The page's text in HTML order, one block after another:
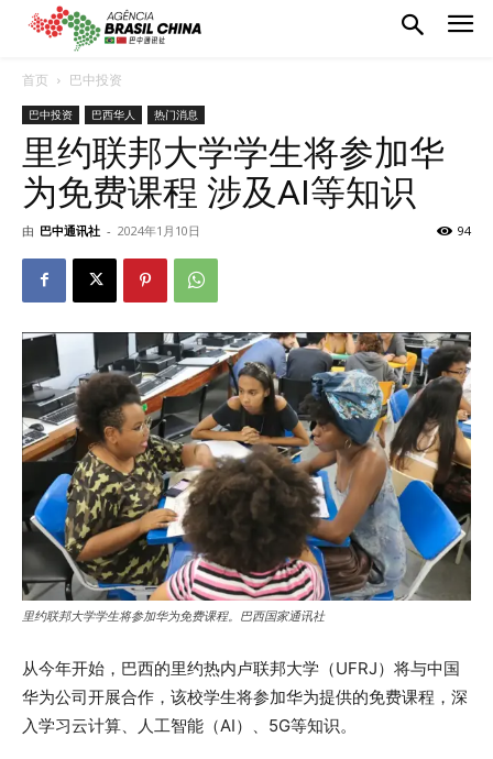
首页 巴中投资
巴中投资 巴西华人 热门消息
里约联邦大学学生将参加华
为免费课程 涉及AI等知识
由 巴中通讯社 - 2024年1月10日 94
里约联邦大学学生将参加华为免费课程。巴西国家通讯社
从今年开始，巴西的里约热内卢联邦大学（UFRJ）将与中国
华为公司开展合作，该校学生将参加华为提供的免费课程，深
入学习云计算、人工智能（AI）、5G等知识。